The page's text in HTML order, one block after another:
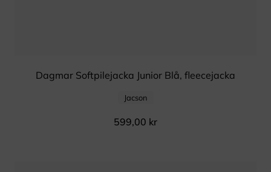
Dagmar Softpilejacka Junior Blå, fleecejacka
Jacson
599,00 kr